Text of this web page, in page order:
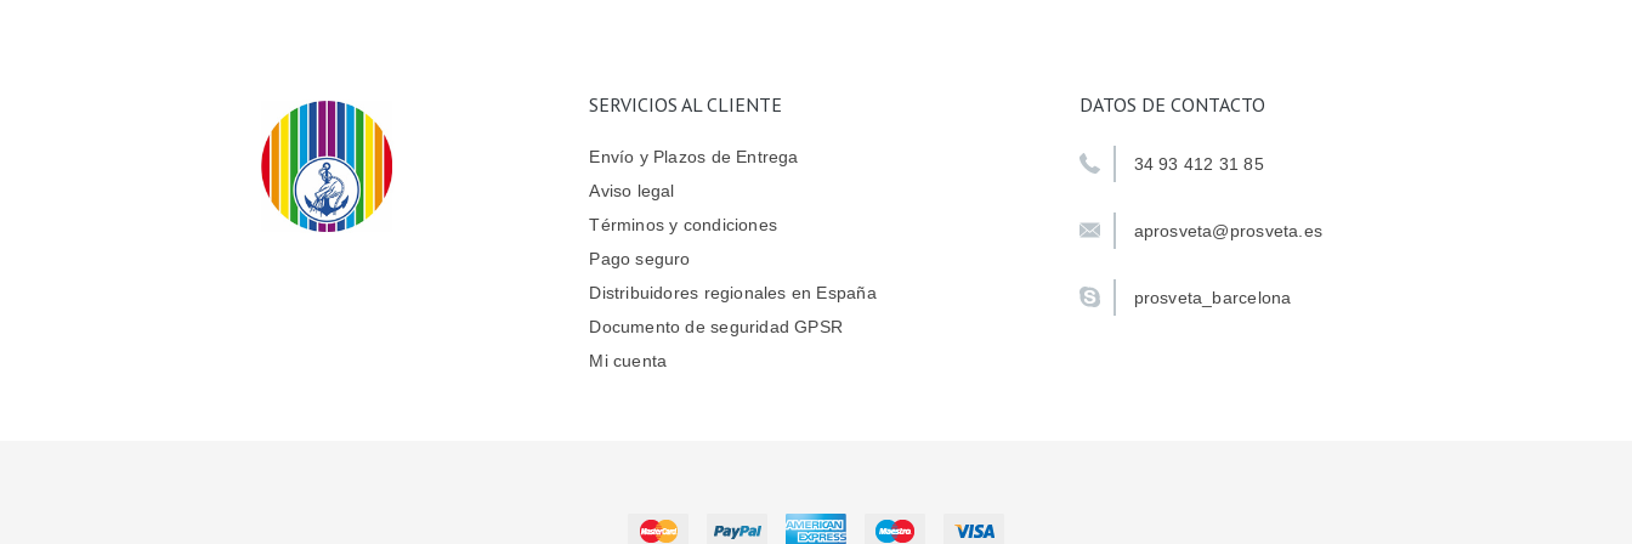
SERVICIOS AL CLIENTE
Envío y Plazos de Entrega
Aviso legal
Términos y condiciones
Pago seguro
Distribuidores regionales en España
Documento de seguridad GPSR
Mi cuenta
DATOS DE CONTACTO
34 93 412 31 85
aprosveta@prosveta.es
prosveta_barcelona